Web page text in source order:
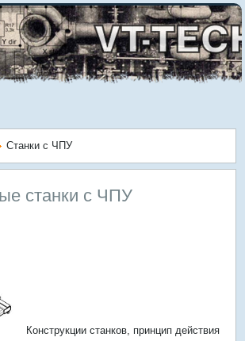
Станки с ЧПУ
станки с ЧПУ
Конструкции станков, принцип действия